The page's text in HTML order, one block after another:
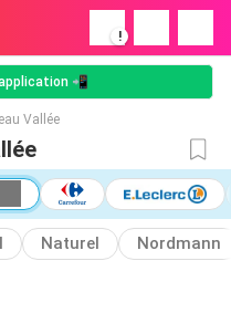
!
📲
Vallée
Naturel Nordmann